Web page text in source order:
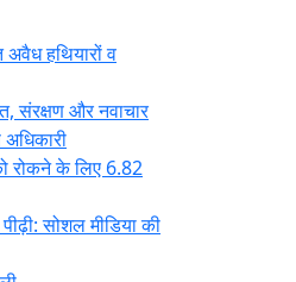
हथियारों व
संरक्षण और नवाचार
रोकने के लिए 6.82
सोशल मीडिया की